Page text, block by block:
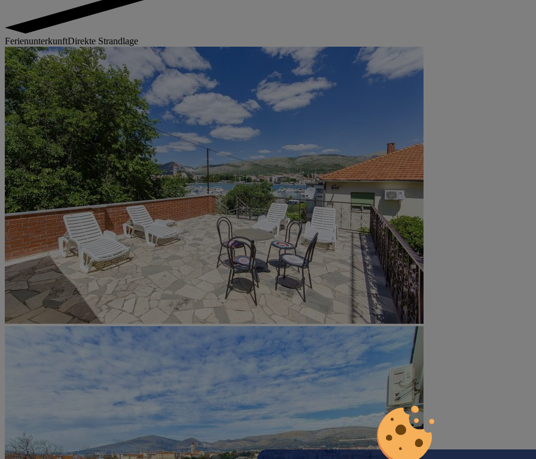
FerienunterkunftDirekte Strandlage